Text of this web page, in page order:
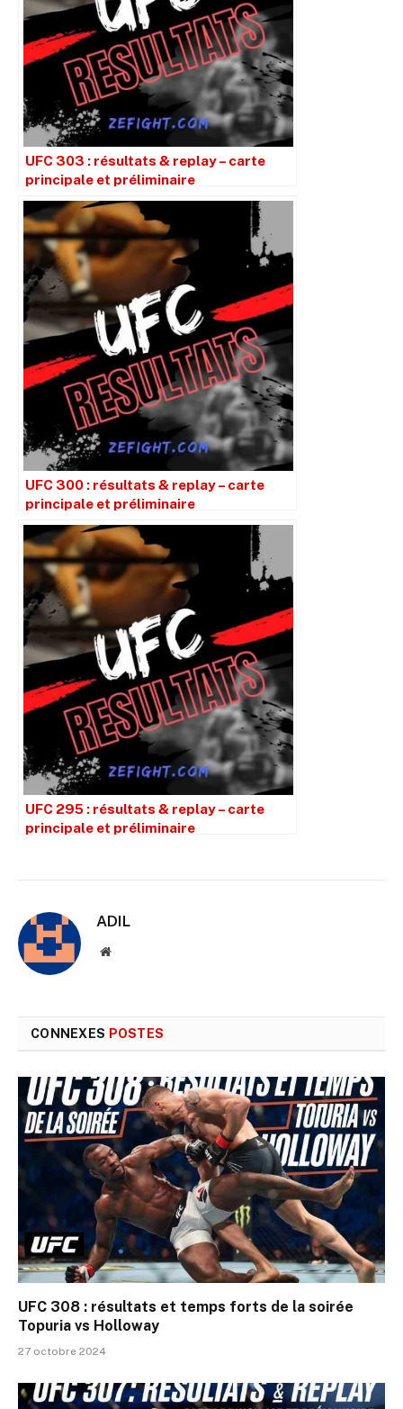
UFC 303 : résultats & replay – carte
principale et préliminaire
UFC 300 : résultats & replay – carte
principale et préliminaire
UFC 295 : résultats & replay – carte
principale et préliminaire
ADIL
Site
CONNEXES POSTES
UFC 308 : résultats et temps forts de la soirée
Topuria vs Holloway
27 octobre 2024